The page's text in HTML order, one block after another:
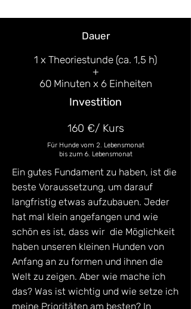
Dauer
1 x Theoriestunde (ca. 1,5 h)
+
60 Minuten x 6 Einheiten
Investition
160 €/ Kurs
Für Hunde vom 2. Lebensmonat
bis zum 6. Lebensmonat
Ein gutes Fundament zu haben, ist die
beste Voraussetzung, um darauf
langfristig etwas aufzubauen. Jeder
hat mal klein angefangen und wie
schön es ist, dass wir die Möglichkeit
haben unseren kleinen Hunden von
Anfang an zu formen und ihnen die
Welt zu zeigen. Aber wie mache ich
das? Was ist wichtig und wie setze ich
meine Prioritäten am besten? In